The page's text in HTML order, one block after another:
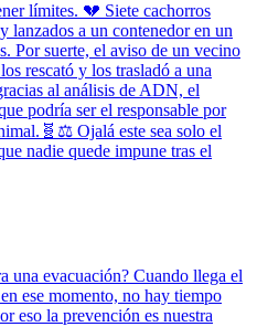
límites. 💔 Siete cachorros
lanzados a un contenedor en un
Por suerte, el aviso de un vecino
rescató y los trasladó a una
al análisis de ADN, el
podría ser el responsable por
Ojalá este sea solo el
nadie quede impune tras el
una evacuación? Cuando llega el
ese momento, no hay tiempo
eso la prevención es nuestra